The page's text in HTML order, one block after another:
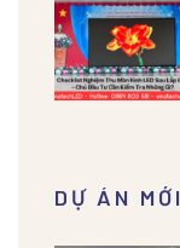
DỰ ÁN MỚI